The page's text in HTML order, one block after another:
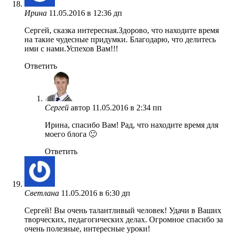
Ирина 11.05.2016 в 12:36 дп
Сергей, сказка интересная.Здорово, что находите время
на такие чудесные придумки. Благодарю, что делитесь
ими с нами.Успехов Вам!!!
Ответить
Сергей автор 11.05.2016 в 2:34 пп
Ирина, спасибо Вам! Рад, что находите время для
моего блога 🙂
Ответить
Светлана 11.05.2016 в 6:30 дп
Сергей! Вы очень талантливый человек! Удачи в Ваших
творческих, педагогических делах. Огромное спасибо за
очень полезные, интересные уроки!